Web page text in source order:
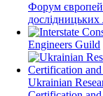
Форум
Engineers Guild
Ukrainian